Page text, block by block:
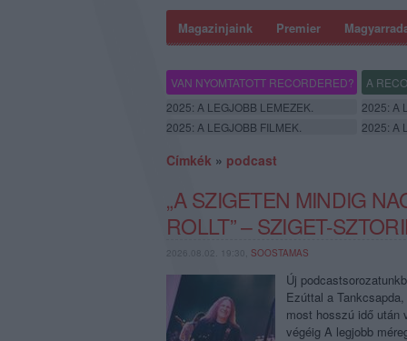
Magazinjaink Premier
VAN NYOMTATOTT RECORDERED? A
2025: A LEGJOBB LEMEZEK.
2025: A
2025: A LEGJOBB FILMEK.
2025: A
Címkék » podcast
„A SZIGETEN MINDIG
ROLLT” – SZIGET-
2026.08.02. 19:30, SOOSTAMAS
Új
Ezúttal a
most hosszú idő után
végéig A legjobb